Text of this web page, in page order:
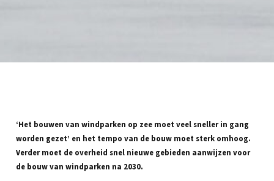
‘Het bouwen van windparken op zee moet veel sneller in gang
worden gezet’ en het tempo van de bouw moet sterk omhoog.
Verder moet de overheid snel nieuwe gebieden aanwijzen voor
de bouw van windparken na 2030.